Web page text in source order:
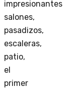
impresionantes
salones,
pasadizos,
escaleras,
patio,
el
primer